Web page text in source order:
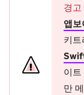
경고
앱
키
이
만